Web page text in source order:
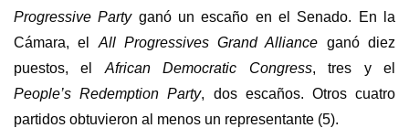
Progressive Partyganó un escaño en el Senado. En la
Cámara, el All Progressives Grand Alliance ganó diez
puestos, el African Democratic Congress, tres y el
People’s Redemption Party, dos escaños. Otros cuatro
partidos obtuvieron al menos un representante (5).